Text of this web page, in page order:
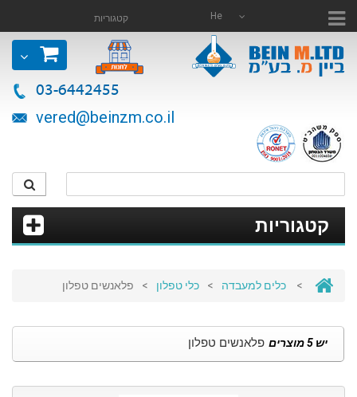
He קטגוריות
03-6442455
vered@beinzm.co.il
קטגוריות
> כלים למעבדה > כלי טפלון > פלאנשים טפלון
פלאנשים טפלון יש 5 מוצרים